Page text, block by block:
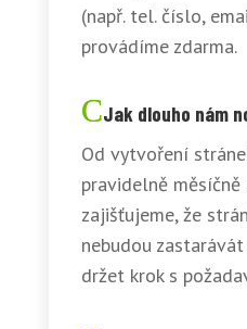
(např. tel. číslo,
provádíme zdarma.
Jak dlouho nám
Od vytvoření
pravidelně
zajišťujeme, že
nebudou
držet krok s